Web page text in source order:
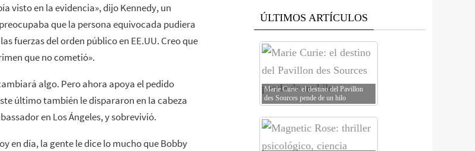
visto en la evidencia», dijo Kennedy, un
que la persona equivocada pudiera
fuerzas del orden público en EE.UU. Creo que
que no cometió».
algo. Pero ahora apoya el pedido
último también le dispararon en la cabeza
en Los Ángeles, y sobrevivió.
en día, la gente le dice lo mucho que Bobby
ÚLTIMOS ARTÍCULOS
Marie Curie: el destino del Pavillon
des Sources pende de un hilo